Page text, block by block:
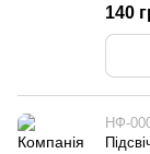
140
НФ-